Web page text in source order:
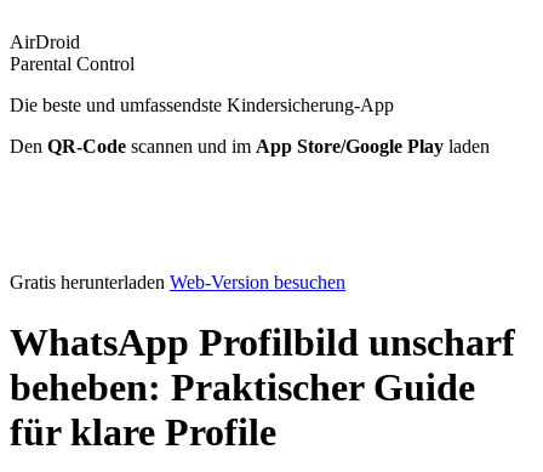
AirDroid
Parental Control
Die beste und umfassendste Kindersicherung-App
Den QR-Code scannen und im App Store/Google Play laden
Gratis herunterladen Web-Version besuchen
WhatsApp Profilbild unscharf
beheben: Praktischer Guide
für klare Profile